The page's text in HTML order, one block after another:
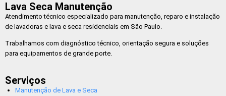
Lava Seca Manutenção
Atendimento técnico especializado para manutenção, reparo e instalação
de lavadoras e lava e seca residenciais em São Paulo.
Trabalhamos com diagnóstico técnico, orientação segura e soluções
para equipamentos de grande porte.
Serviços
Manutenção de Lava e Seca